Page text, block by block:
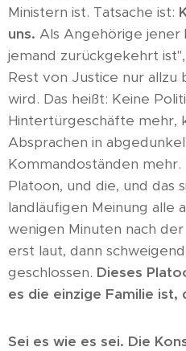
Ministern ist. Tatsache ist:
uns. Als Angehörige jener
jemand zurückgekehrt
Rest von Justice nur allzu
wird. Das heißt: Keine
Hintertürgeschäfte mehr,
Absprachen in
Kommandoständen mehr.
Platoon, und die, und das
landläufigen Meinung alle
wenigen Minuten nach
erst laut, dann
geschlossen. Dieses
es die einzige Familie ist,
Sei es wie es sei. Die